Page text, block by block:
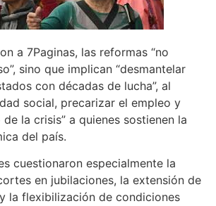
a 7Paginas, las reformas “no
sino que implican “desmantelar
con décadas de lucha”, al
social, precarizar el empleo y
la crisis” a quienes sostienen la
del país.
cuestionaron especialmente la
en jubilaciones, la extensión de
la flexibilización de condiciones